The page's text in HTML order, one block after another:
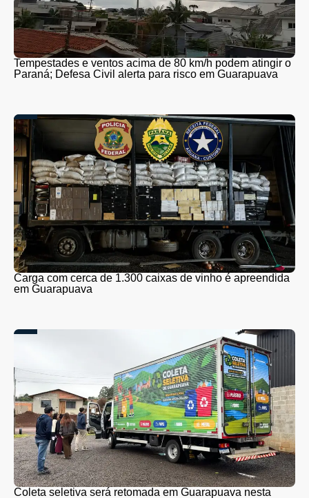
Tempestades e ventos acima de 80 km/h podem atingir o
Paraná; Defesa Civil alerta para risco em Guarapuava
Carga com cerca de 1.300 caixas de vinho é apreendida
em Guarapuava
Coleta seletiva será retomada em Guarapuava nesta